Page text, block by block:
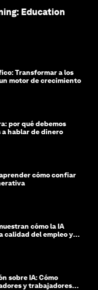
Education
Transformar a los
motor de crecimiento
por qué debemos
a hablar de dinero
cómo confiar
cómo la IA
calidad del empleo y
sobre IA: Cómo
y trabajadores